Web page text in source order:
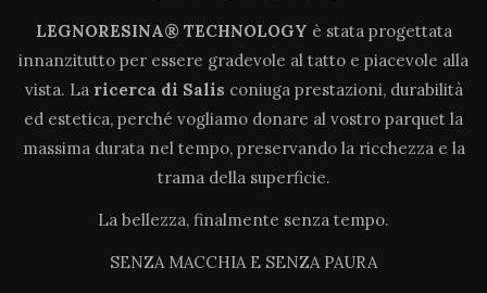
LEGNORESINA® TECHNOLOGY è stata progettata
innanzitutto per essere gradevole al tatto e piacevole alla
vista. La ricerca di Salis coniuga prestazioni, durabilità
ed estetica, perché vogliamo donare al vostro parquet la
massima durata nel tempo, preservando la ricchezza e la
trama della superficie.
La bellezza, finalmente senza tempo.
SENZA MACCHIA E SENZA PAURA